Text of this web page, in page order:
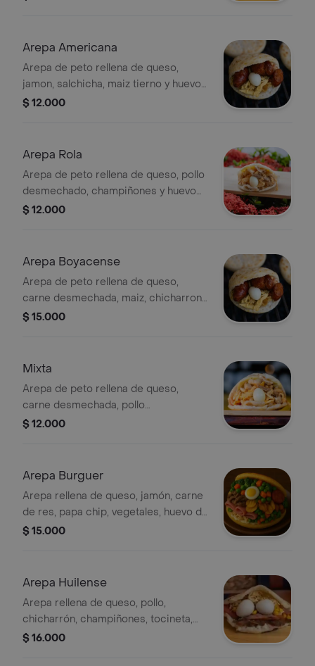
Arepa Americana
Arepa de peto rellena de queso,
jamon, salchicha, maiz tierno y huevo
de acodorniz.
$ 12.000
Arepa Rola
Arepa de peto rellena de queso, pollo
desmechado, champiñones y huevo
de codorniz.
$ 12.000
Arepa Boyacense
Arepa de peto rellena de queso,
carne desmechada, maiz, chicharron,
platano en trocitos, pico de galloy
$ 15.000
Mixta
Arepa de peto rellena de queso,
carne desmechada, pollo
desmechado, huevo de codorniz y
$ 12.000
Arepa Burguer
Arepa rellena de queso, jamón, carne
de res, papa chip, vegetales, huevo de
codorniz.
$ 15.000
Arepa Huilense
Arepa rellena de queso, pollo,
chicharrón, champiñones, tocineta,
huevo de codorniz.
$ 16.000